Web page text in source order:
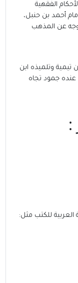
الفقهية
أحمد بن حنبل،
عن المذهب
تيمية وتلميذه ابن
عنده جمود تجاه
:
العربية للكتب مثل: